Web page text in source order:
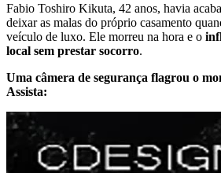
Fabio Toshiro Kikuta, 42 anos, havia
deixar as malas do próprio casamento
veículo de luxo. Ele morreu na hora e o
local sem prestar socorro.
Uma câmera de segurança flagrou o
Assista: